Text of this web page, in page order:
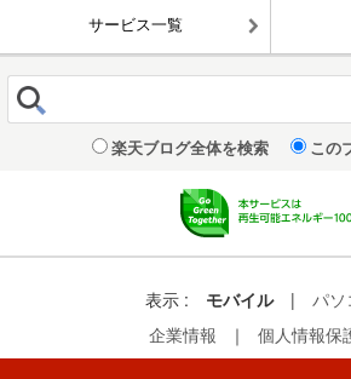
サービス一覧
楽天ブログ全体を検索 この
表示 : モバイル |
パソ
企業情報
｜ 個人情報保